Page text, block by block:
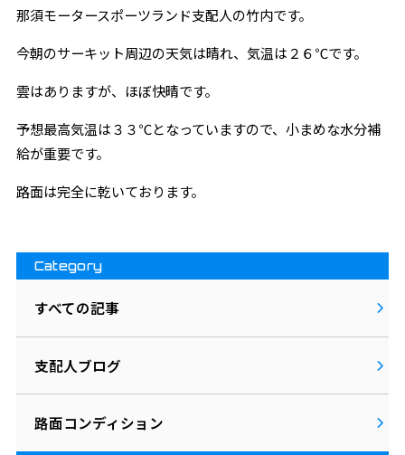
那須モータースポーツランド支配人の竹内です。
今朝のサーキット周辺の天気は晴れ、気温は２６℃です。
雲はありますが、ほぼ快晴です。
予想最高気温は３３℃となっていますので、小まめな水分補
給が重要です。
路面は完全に乾いております。
Category
すべての記事
支配人ブログ
路面コンディション